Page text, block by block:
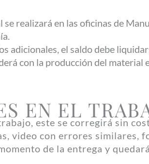
se realizará en las oficinas de
adicionales, el saldo debe
con la producción del material
EN EL
este se corregirá sin
video con errores similares,
de la entrega y